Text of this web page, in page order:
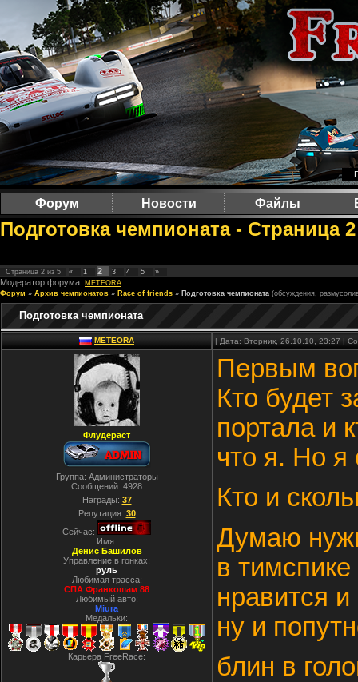
Форум Новости Файлы
Подготовка чемпионата - Страница
Страница 2 из 5 « 1 2 3 4 5 »
Модератор форума: METEORA
Форум » Архив чемпионатов » Race of friends » Подготовка чемпионата (обсуждения,
Подготовка чемпионата
METEORA | Дата: Вторник, 26.10.10, 23:27 |
Флудераст
Группа: Администраторы
Сообщений: 4928
Награды: 37
Репутация: 30
Сейчас:
Имя:
Денис Башилов
Управление в гонках:
руль
Любимая трасса:
СПА Франкошам 88
Любимый авто:
Miura
Медальки:
Карьера FreeRace:
Первым
Кто будет
портала и
что я. Но
Кто и
Думаю
в
нравится
ну и
блин в